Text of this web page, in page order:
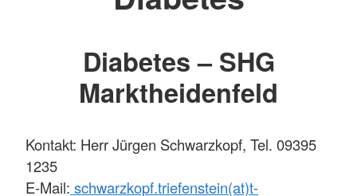
Diabetes – SHG
Marktheidenfeld
Kontakt: Herr Jürgen Schwarzkopf, Tel. 09395
1235
E-Mail: schwarzkopf.triefenstein(at)t-